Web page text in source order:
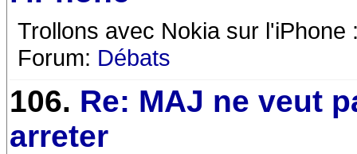
Trollons avec Nokia sur l'iPhone
Forum: Débats
106. Re: MAJ ne veut
arreter